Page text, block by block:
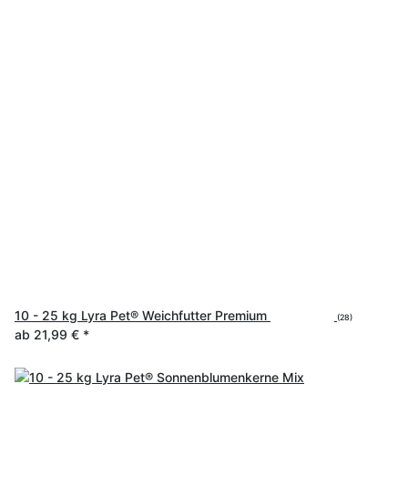
10 - 25 kg Lyra Pet® Weichfutter Premium (28)
ab 21,99 € *